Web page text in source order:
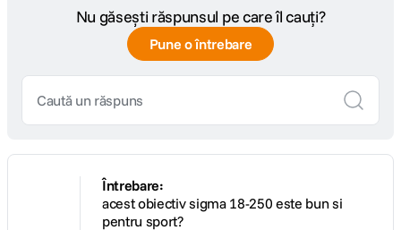
Nu găsești răspunsul pe care îl cauți?
Pune o întrebare
Întrebare:
acest obiectiv sigma 18-250 este bun si
pentru sport?